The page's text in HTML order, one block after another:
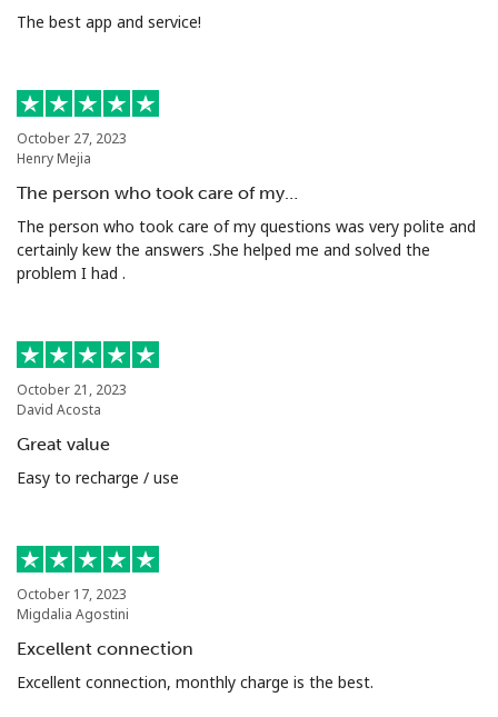
The best app and service!
October 27, 2023
Henry Mejia
The person who took care of my…
The person who took care of my questions was very polite and
certainly kew the answers .She helped me and solved the
problem I had .
October 21, 2023
David Acosta
Great value
Easy to recharge / use
October 17, 2023
Migdalia Agostini
Excellent connection
Excellent connection, monthly charge is the best.